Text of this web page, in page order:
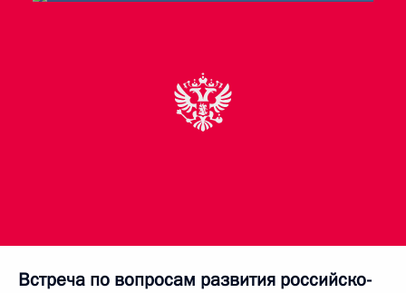
Встреча по вопросам развития российско-